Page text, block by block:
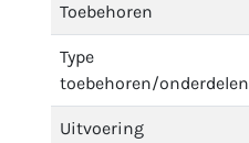
Toebehoren
Type
toebehoren/onderdelen
Uitvoering